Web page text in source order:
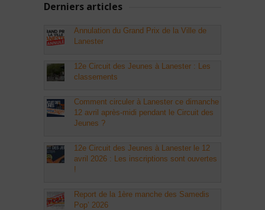
Derniers articles
Annulation du Grand Prix de la Ville de
Lanester
12e Circuit des Jeunes à Lanester : Les
classements
Comment circuler à Lanester ce dimanche
12 avril après-midi pendant le Circuit des
Jeunes ?
12e Circuit des Jeunes à Lanester le 12
avril 2026 : Les inscriptions sont ouvertes
!
Report de la 1ère manche des Samedis
Pop’ 2026